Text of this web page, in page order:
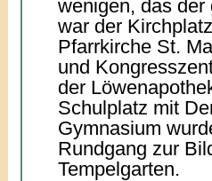
wenigen, das
war der
Pfarrkirche St.
und
der
Schulplatz mit
Gymnasium
Rundgang zur
Tempelgarten.